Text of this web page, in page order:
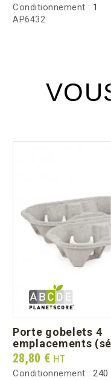
Conditionnement : 1
AP6432
porte gobelets 4
emplacements
Prix
28,80 € HT
Conditionnement : 240